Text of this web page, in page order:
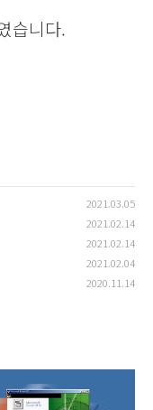
습니다.
2021.03.05
2021.02.14
2021.02.14
2021.02.04
2020.11.14